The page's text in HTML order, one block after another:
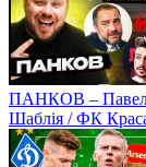
ПАНКОВ –
Шаблія / ФК